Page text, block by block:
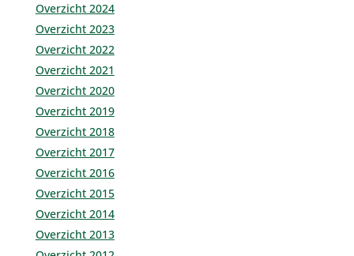
Overzicht 2024
Overzicht 2023
Overzicht 2022
Overzicht 2021
Overzicht 2020
Overzicht 2019
Overzicht 2018
Overzicht 2017
Overzicht 2016
Overzicht 2015
Overzicht 2014
Overzicht 2013